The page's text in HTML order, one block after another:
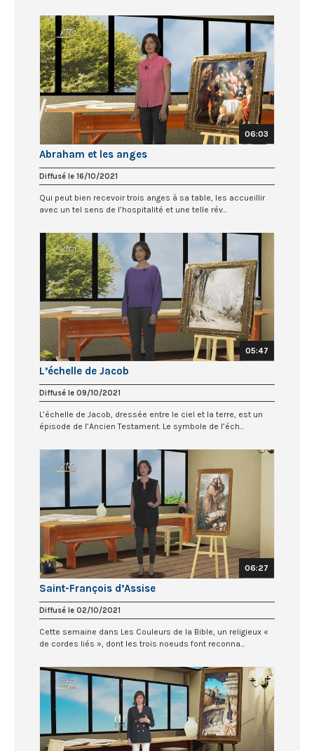
06:03
Abraham et les anges
Diffusé le 16/10/2021
Qui peut bien recevoir trois anges à sa table, les accueillir
avec un tel sens de l’hospitalité et une telle rév...
05:47
L’échelle de Jacob
Diffusé le 09/10/2021
L’échelle de Jacob, dressée entre le ciel et la terre, est un
épisode de l’Ancien Testament. Le symbole de l’éch...
06:27
Saint-François d’Assise
Diffusé le 02/10/2021
Cette semaine dans Les Couleurs de la Bible, un religieux «
de cordes liés », dont les trois noeuds font reconna...